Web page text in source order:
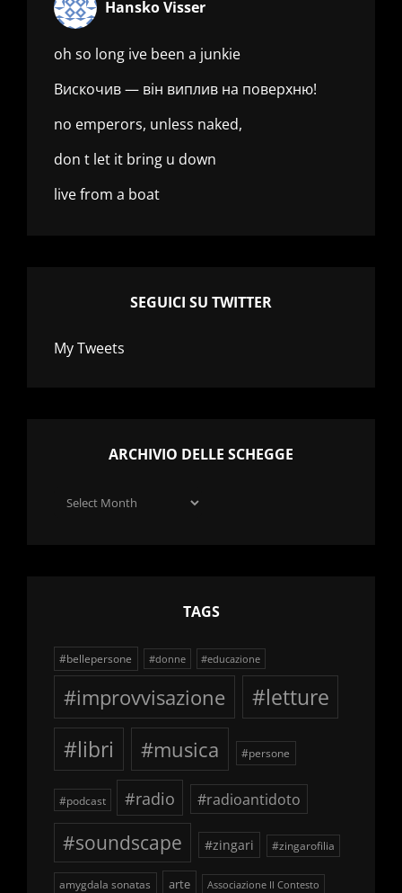
Hansko Visser
oh so long ive been a junkie
Вискочив — він виплив на поверхню!
no emperors, unless naked,
don t let it bring u down
live from a boat
SEGUICI SU TWITTER
My Tweets
ARCHIVIO DELLE SCHEGGE
Archivio
TAGS
#bellepersone #donne #educazione
#improvvisazione
#letture
#libri
#musica #persone
#podcast #radio #radioantidoto
#soundscape #zingari #zingarofilia
amygdala sonatas arte Associazione Il Contesto